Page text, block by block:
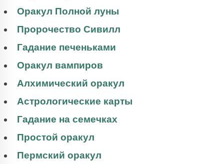
Оракул Полной луны
Пророчество Сивилл
Гадание печеньками
Оракул вампиров
Алхимический оракул
Астрологические карты
Гадание на семечках
Простой оракул
Пермский оракул